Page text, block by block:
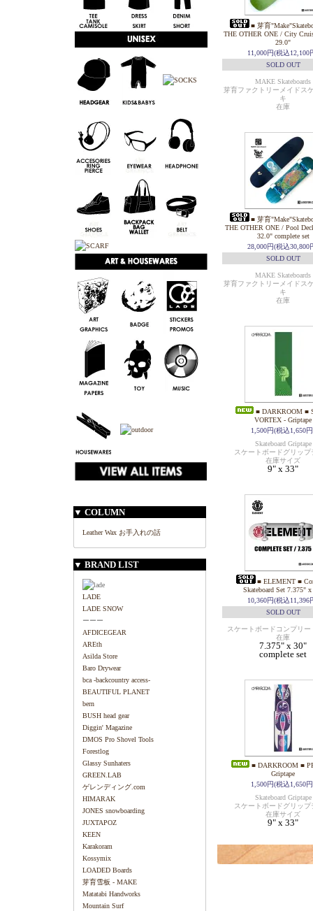
▼ COLUMN
Leather Wax お手入れの話
▼ BRAND LIST
LADE
LADE SNOW
ーーー
AFDICEGEAR
AREth
Asilda Store
Baro Drywear
bca -backcountry access-
BEAUTIFUL PLANET
bern
BUSH head gear
Diggin' Magazine
DMOS Pro Shovel Tools
Forestlog
Glassy Sunhaters
GREEN.LAB
ゲレンディング.com
HIMARAK
JONES snowboarding
JUXTAPOZ
KEEN
Karakoram
Kossymix
LOADED Boards
芽育雪板 - MAKE
Matatabi Handworks
Mountain Surf
■ 芽育
THE OTHER ONE / City
29.0"
11,000円(税込12,100
SOLD OUT
MAKE Skateboards
芽育ファクトリーメイドス
キ
在庫
■ 芽育
THE OTHER ONE / Pool
32.0" complete set
28,000円(税込30,800
SOLD OUT
MAKE Skateboards
芽育ファクトリーメイドス
キ
在庫
■ DARKROOM ■
VORTEX - Griptape
1,500円(税込1,650
Skateboard Griptape
スケートボードグリップ
在庫サイズ
9" x 33"
■ ELEMENT ■
Skateboard Set 7.375"
10,360円(税込11,396
SOLD OUT
スケートボードコンプリー
在庫
7.375" x 30"
complete set
■ DARKROOM ■
Griptape
1,500円(税込1,650
Skateboard Griptape
スケートボードグリップ
在庫サイズ
9" x 33"